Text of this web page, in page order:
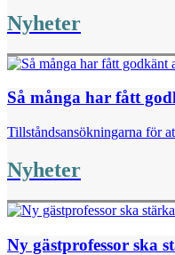
Nyheter
Så många har fått
Tillståndsansökningarna för
Nyheter
Ny gästprofessor ska